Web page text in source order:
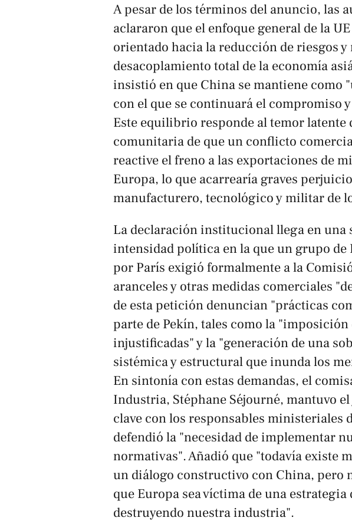
A pesar de los términos del anuncio, las
aclararon que el enfoque general de la
orientado hacia la reducción de riesgos y
desacoplamiento total de la economía
insistió en que China se mantiene como
con el que se continuará el compromiso
Este equilibrio responde al temor
comunitaria de que un conflicto
reactive el freno a las exportaciones de
Europa, lo que acarrearía graves
manufacturero, tecnológico y militar de
La declaración institucional llega en una
intensidad política en la que un grupo de
por París exigió formalmente a la
aranceles y otras medidas comerciales
de esta petición denuncian "prácticas
parte de Pekín, tales como la "imposición
injustificadas" y la "generación de una
sistémica y estructural que inunda los
En sintonía con estas demandas, el
Industria, Stéphane Séjourné, mantuvo
clave con los responsables ministeriales
defendió la "necesidad de implementar
normativas". Añadió que "todavía existe
un diálogo constructivo con China, pero
que Europa sea víctima de una estrategia
destruyendo nuestra industria".